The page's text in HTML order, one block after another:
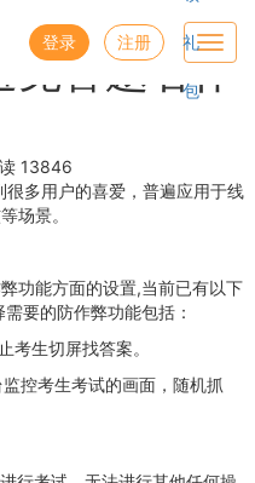
登录 注册 礼
包
免答题者作
13846
很多用户的喜爱，普遍应用于线
场景。
功能方面的设置,当前已有以下
要的防作弊功能包括：
考生切屏找答案。
控考生考试的画面，随机抓